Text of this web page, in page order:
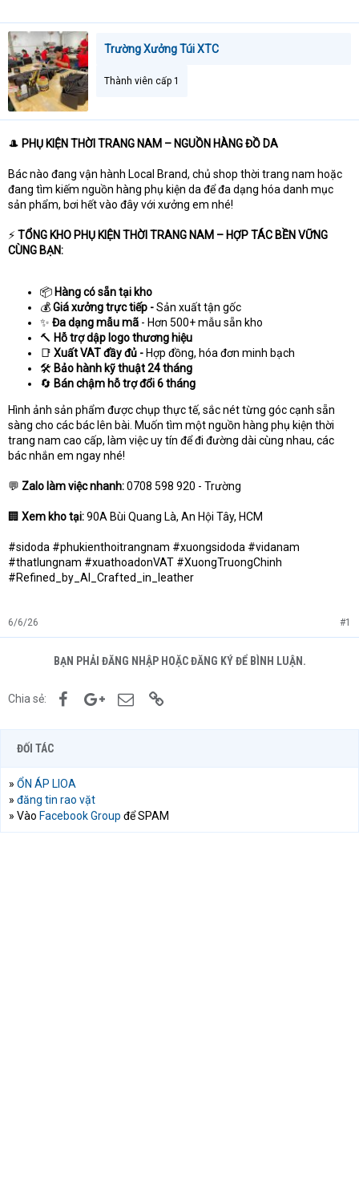
Trường Xưởng Túi XTC
Thành viên cấp 1
🎩 PHỤ KIỆN THỜI TRANG NAM – NGUỒN HÀNG ĐỒ DA
Bác nào đang vận hành Local Brand, chủ shop thời trang nam hoặc
đang tìm kiếm nguồn hàng phụ kiện da để đa dạng hóa danh mục
sản phẩm, bơi hết vào đây với xưởng em nhé!
⚡TỔNG KHO PHỤ KIỆN THỜI TRANG NAM – HỢP TÁC BỀN VỮNG
CÙNG BẠN:
📦 Hàng có sẵn tại kho
💰Giá xưởng trực tiếp -Sản xuất tận gốc
✨ Đa dạng mẫu mã - Hơn 500+ mẫu sẵn kho
🔨 Hỗ trợ dập logo thương hiệu
📑 Xuất VAT đầy đủ - Hợp đồng, hóa đơn minh bạch
🛠️ Bảo hành kỹ thuật 24 tháng
🔄 Bán chậm hỗ trợ đổi 6 tháng
Hình ảnh sản phẩm được chụp thực tế, sắc nét từng góc cạnh sẵn
sàng cho các bác lên bài. Muốn tìm một nguồn hàng phụ kiện thời
trang nam cao cấp, làm việc uy tín để đi đường dài cùng nhau, các
bác nhắn em ngay nhé!
💬 Zalo làm việc nhanh:0708 598 920 - Trường
🏢 Xem kho tại:90A Bùi Quang Là, An Hội Tây, HCM
#sidoda #phukienthoitrangnam #xuongsidoda #vidanam
#thatlungnam #xuathoadonVAT #XuongTruongChinh
#Refined_by_AI_Crafted_in_leather
6/6/26 #1
BẠN PHẢI ĐĂNG NHẬP HOẶC ĐĂNG KÝ ĐỂ BÌNH LUẬN.
Chia sẻ: FacebookGoogle+Email
ĐỐI TÁC
» ỔN ÁP LIOA
» đăng tin rao vặt
» Vào Facebook Group để SPAM